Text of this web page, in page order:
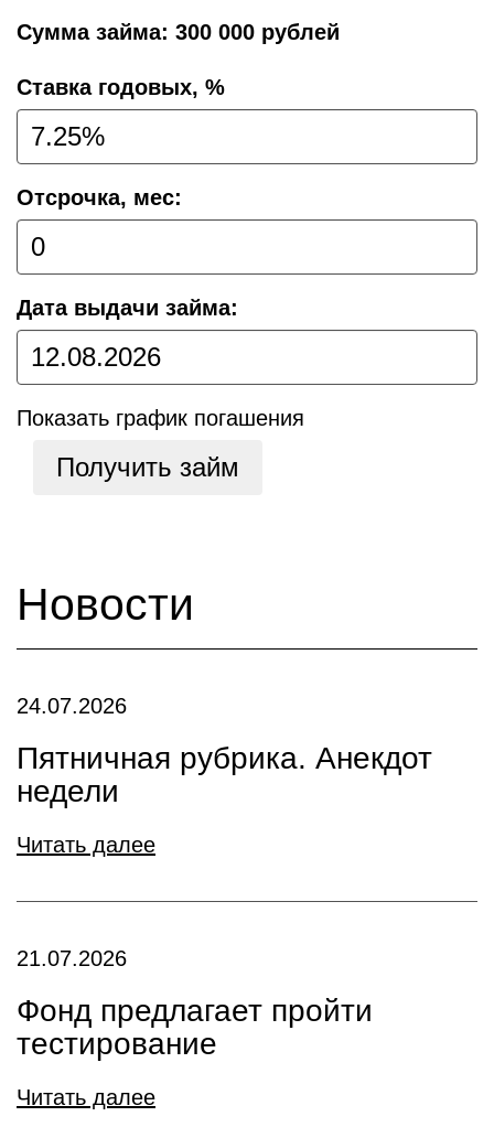
Сумма займа: 300 000 рублей
Cтавка годовых, %
Отсрочка, мес:
Дата выдачи займа:
Показать график погашения
Получить займ
Новости
24.07.2026
Пятничная рубрика. Анекдот
недели
Читать далее
21.07.2026
Фонд предлагает пройти
тестирование
Читать далее